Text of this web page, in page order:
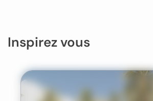
Inspirez vous